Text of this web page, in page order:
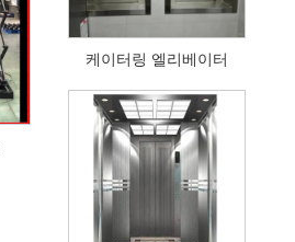
케이터링 엘리베이터